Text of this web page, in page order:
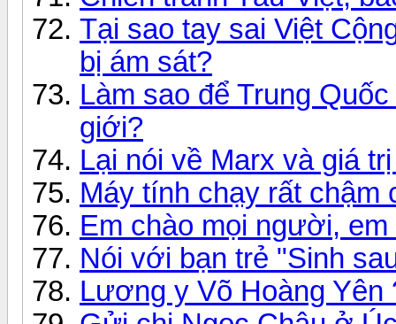
Tại sao tay sai Việt
bị ám sát?
Làm sao để Trung
giới?
Lại nói về Marx và giá
Máy tính chạy rất chậm
Em chào mọi người,
Nói với bạn trẻ "Sinh
Lương y Võ Hoàng Yên